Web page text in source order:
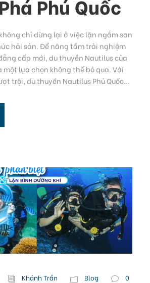
Phú Quốc
chỉ dừng lại ở việc lặn ngắm san
hải sản. Để nâng tầm trải nghiệm
cấp mới, du thuyền Nautilus của
lựa chọn không thể bỏ qua. Với
trội, du thuyền Nautilus Phú Quốc...
Khánh Trần Blog 0